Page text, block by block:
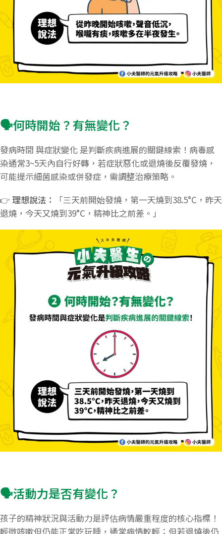
🗣️何時開始？有無變化？
發病時間 與症狀變化 是判斷疾病進展的關鍵線索！病毒感
染通常3~5天內自行好轉，若症狀惡化或退燒後反覆發燒，
可能提示細菌感染或併發症，需調整治療策略。
👉 理想說法：
「三天前開始發燒，第一天燒到38.5°C，昨天
退燒，今天又燒到39°C，精神比之前差。」
🗣️活動力是否有變化？
孩子的精神狀況與活動力是評估病情嚴重程度的核心指標！
輕微咳嗽但仍能正常吃玩睡，通常病情較輕；但若退燒後仍